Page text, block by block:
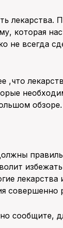
которая
не всегда
,что
обзоре.
совершенно
сообщите,